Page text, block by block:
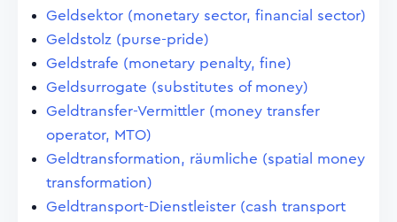
Geldsektor (monetary sector, financial sector)
Geldstolz (purse-pride)
Geldstrafe (monetary penalty, fine)
Geldsurrogate (substitutes of money)
Geldtransfer-Vermittler (money transfer
operator, MTO)
Geldtransformation, räumliche (spatial money
transformation)
Geldtransport-Dienstleister (cash transport